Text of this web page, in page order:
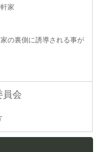
家
の裏側に誘導される事が
会